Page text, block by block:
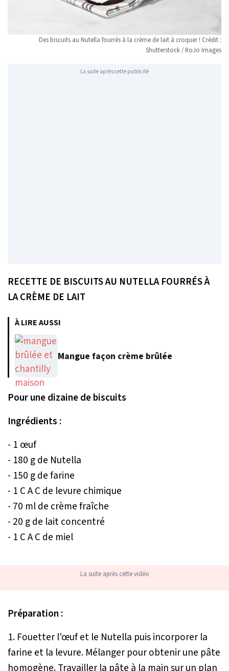
Des biscuits au Nutella fourrés à la crème de lait à croquer ! Crédit :
Shutterstock / RoJo Images
La suite après cette publicité
RECETTE DE BISCUITS AU NUTELLA FOURRÉS À
LA CRÈME DE LAIT
À LIRE AUSSI
Mangue façon crème brûlée
Pour une dizaine de biscuits
Ingrédients :
- 1 œuf
- 180 g de Nutella
- 150 g de farine
- 1 C A C de levure chimique
- 70 ml de crème fraîche
- 20 g de lait concentré
- 1 C A C de miel
La suite après cette vidéo
Préparation :
1. Fouetter l'œuf et le Nutella puis incorporer la
farine et la levure. Mélanger pour obtenir une pâte
homogène. Travailler la pâte à la main sur un plan